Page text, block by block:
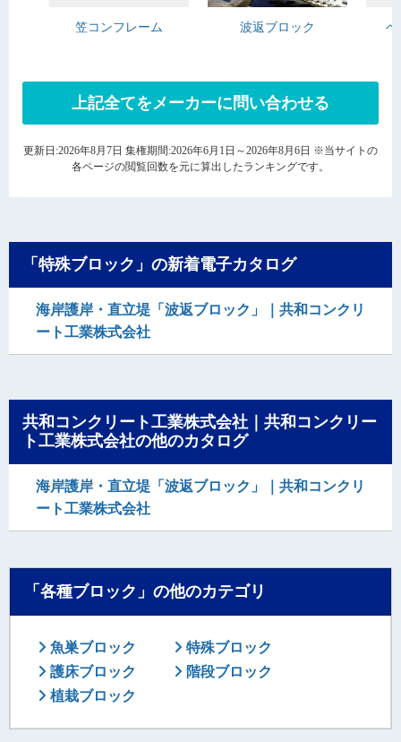
笠コンフレーム 波返ブロック ベ
上記全てをメーカーに問い合わせる
更新日:2026年8月7日 集権期間:2026年6月1日～2026年8月6日 ※当サイトの
各ページの閲覧回数を元に算出したランキングです。
「特殊ブロック」の新着電子カタログ
海岸護岸・直立堤「波返ブロック」｜共和コンクリ
ート工業株式会社
共和コンクリート工業株式会社｜共和コンクリー
ト工業株式会社の他のカタログ
海岸護岸・直立堤「波返ブロック」｜共和コンクリ
ート工業株式会社
「各種ブロック」の他のカテゴリ
魚巣ブロック
特殊ブロック
護床ブロック
階段ブロック
植栽ブロック